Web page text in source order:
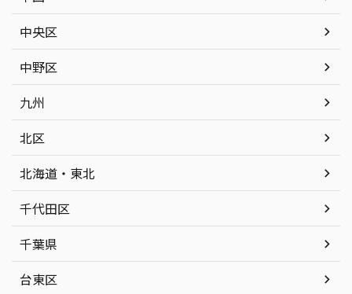
中央区
中野区
九州
北区
北海道・東北
千代田区
千葉県
台東区